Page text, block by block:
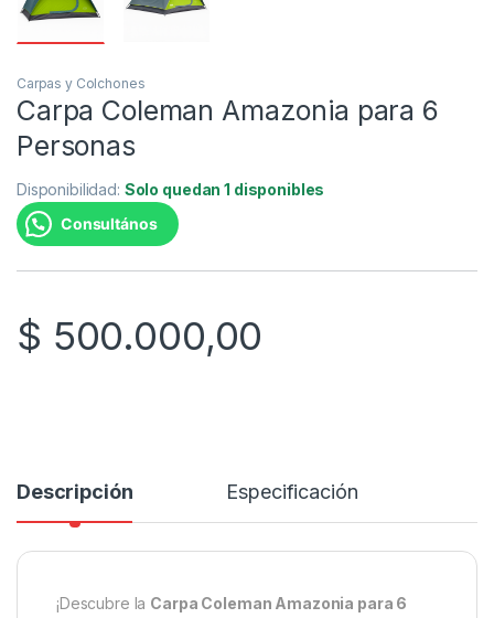
Carpas y Colchones
Carpa Coleman Amazonia para 6
Personas
Disponibilidad: Solo quedan 1 disponibles
Consultános
$ 500.000,00
Descripción Especificación
¡Descubre la Carpa Coleman Amazonia para 6